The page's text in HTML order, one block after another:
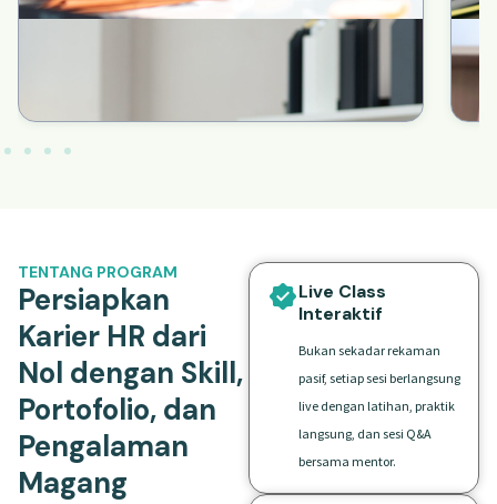
TENTANG PROGRAM
Persiapkan
Karier HR dari
Nol dengan Skill,
Portofolio, dan
Pengalaman
Magang
Live Class
Interaktif
Bukan sekadar rekaman
pasif, setiap sesi berlangsung
live dengan latihan, praktik
langsung, dan sesi Q&A
bersama mentor.